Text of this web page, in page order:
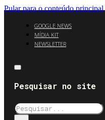
Pular para o conteúdo principal
GOOGLE NEWS
MÍDIA KIT
NEWSLETTER
Pesquisar no site
Pesquisar